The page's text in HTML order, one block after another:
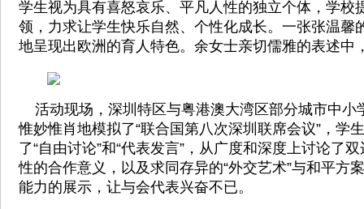
学生视为具有喜怒哀乐、平凡人性的独立个体，学校
领，力求让学生快乐自然、个性化成长。一张张温馨
地呈现出欧洲的育人特色。余女士亲切儒雅的表述中
活动现场，深圳特区与粤港澳大湾区部分城市中小
惟妙惟肖地模拟了“联合国第八次深圳联席会议”，学
了“自由讨论”和“代表发言”，从广度和深度上讨论了
性的合作意义，以及求同存异的“外交艺术”与和平方
能力的展示，让与会代表兴奋不已。